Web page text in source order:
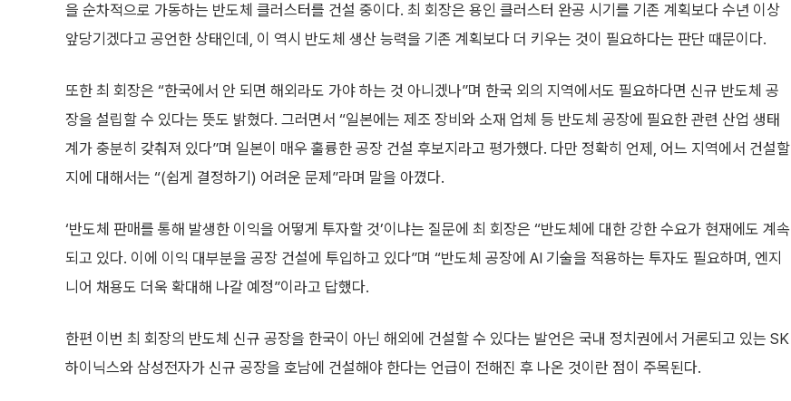
을 순차적으로 가동하는 반도체 클러스터를 건설 중이다. 최 회장은 용인 클러스터 완공 시기를 기존 계획보다 수년 이상
앞당기겠다고 공언한 상태인데, 이 역시 반도체 생산 능력을 기존 계획보다 더 키우는 것이 필요하다는 판단 때문이다.
또한 최 회장은 “한국에서 안 되면 해외라도 가야 하는 것 아니겠나”며 한국 외의 지역에서도 필요하다면 신규 반도체 공
장을 설립할 수 있다는 뜻도 밝혔다. 그러면서 “일본에는 제조 장비와 소재 업체 등 반도체 공장에 필요한 관련 산업 생태
계가 충분히 갖춰져 있다”며 일본이 매우 훌륭한 공장 건설 후보지라고 평가했다. 다만 정확히 언제, 어느 지역에서 건설할
지에 대해서는 “(쉽게 결정하기) 어려운 문제”라며 말을 아꼈다.
‘반도체 판매를 통해 발생한 이익을 어떻게 투자할 것’이냐는 질문에 최 회장은 “반도체에 대한 강한 수요가 현재에도 계속
되고 있다. 이에 이익 대부분을 공장 건설에 투입하고 있다”며 “반도체 공장에 AI 기술을 적용하는 투자도 필요하며, 엔지
니어 채용도 더욱 확대해 나갈 예정”이라고 답했다.
한편 이번 최 회장의 반도체 신규 공장을 한국이 아닌 해외에 건설할 수 있다는 발언은 국내 정치권에서 거론되고 있는 SK
하이닉스와 삼성전자가 신규 공장을 호남에 건설해야 한다는 언급이 전해진 후 나온 것이란 점이 주목된다.